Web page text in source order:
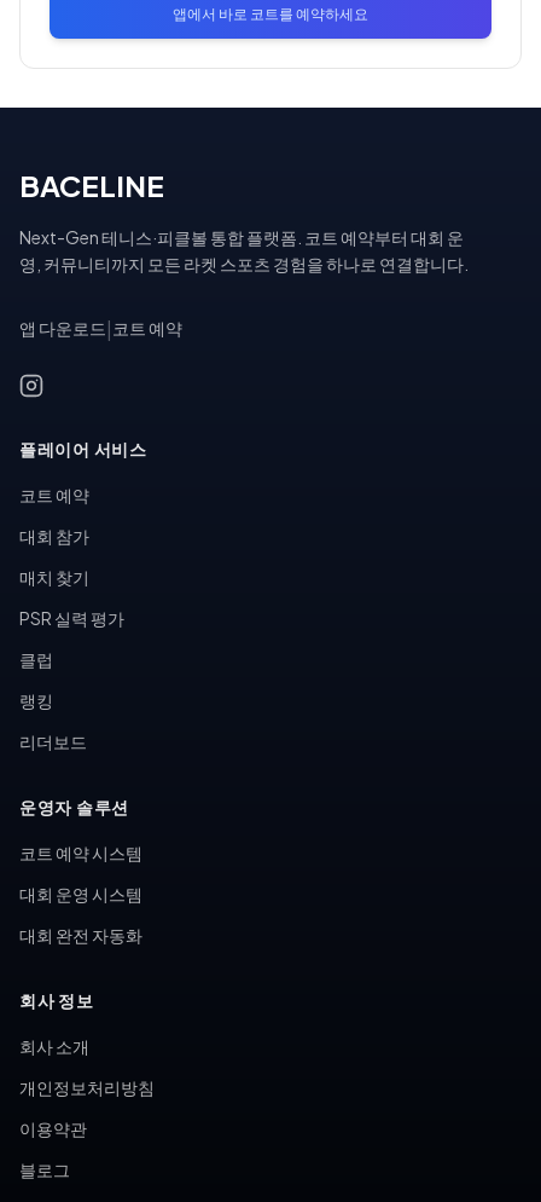
앱에서 바로 코트를 예약하세요
BACELINE
Next-Gen 테니스·피클볼 통합 플랫폼. 코트 예약부터 대회 운
영, 커뮤니티까지 모든 라켓 스포츠 경험을 하나로 연결합니다.
앱 다운로드 코트 예약
플레이어 서비스
코트 예약
대회 참가
매치 찾기
PSR 실력 평가
클럽
랭킹
리더보드
운영자 솔루션
코트 예약 시스템
대회 운영 시스템
대회 완전 자동화
회사 정보
회사 소개
개인정보처리방침
이용약관
블로그